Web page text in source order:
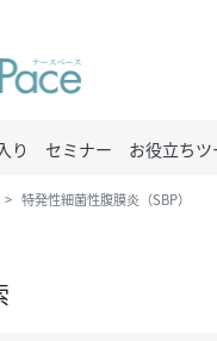
り セミナー お役立ちツ
特発性細菌性腹膜炎（SBP）